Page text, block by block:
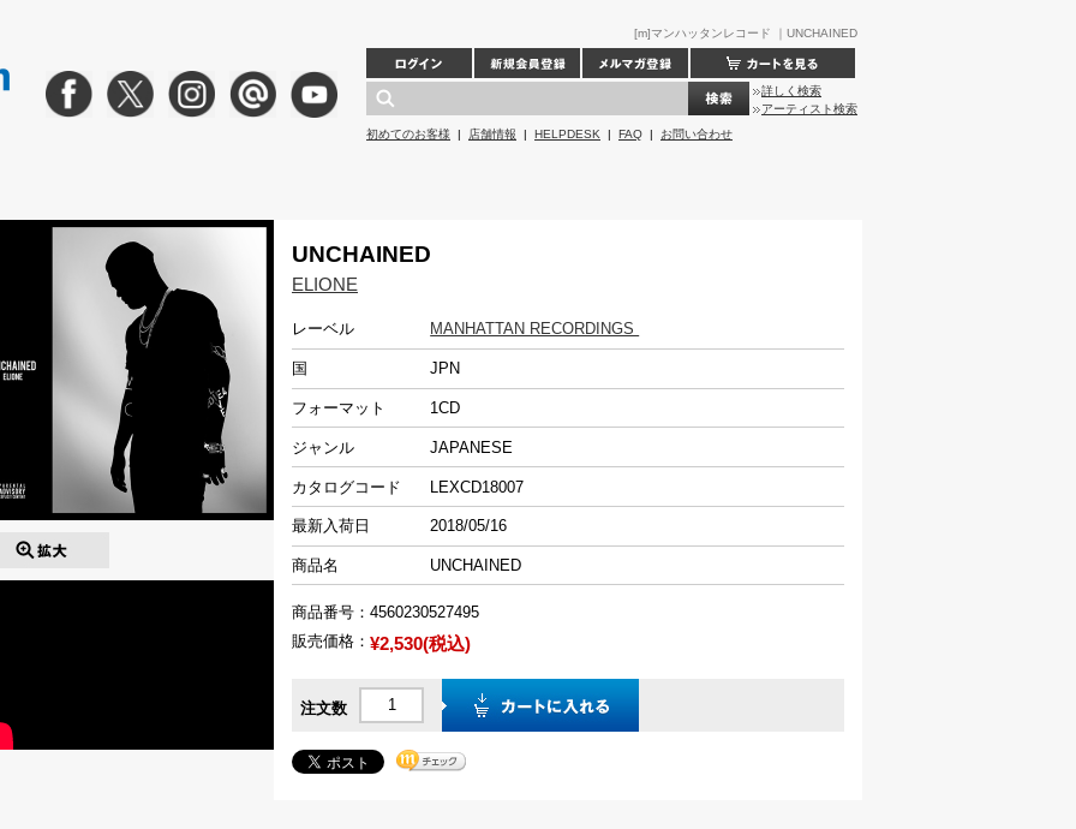
[m]マンハッタンレコード ｜UNCHAINED
詳しく検索
アーティスト検索
初めてのお客様 | 店舗情報 | HELPDESK | FAQ | お問い合わせ
UNCHAINED
ELIONE
レーベル MANHATTAN RECORDINGS
国 JPN
フォーマット 1CD
ジャンル JAPANESE
カタログコード LEXCD18007
最新入荷日 2018/05/16
商品名 UNCHAINED
商品番号： 4560230527495
販売価格： ¥2,530(税込)
注文数